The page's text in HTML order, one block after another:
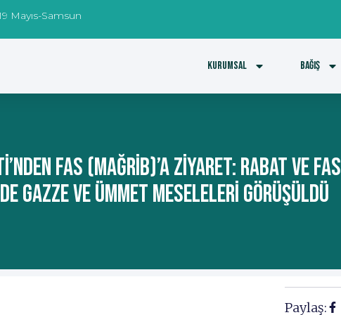
Mayıs-Samsun
Kurumsal Bağış
Fas (Mağrib)’a Ziyaret: Rabat Ve Fas
Gazze Ve Ümmet Meseleleri Görüşüldü
Paylaş: